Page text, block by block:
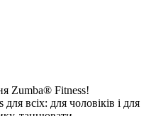
Zumba® Fitness!
всіх: для чоловіків і для